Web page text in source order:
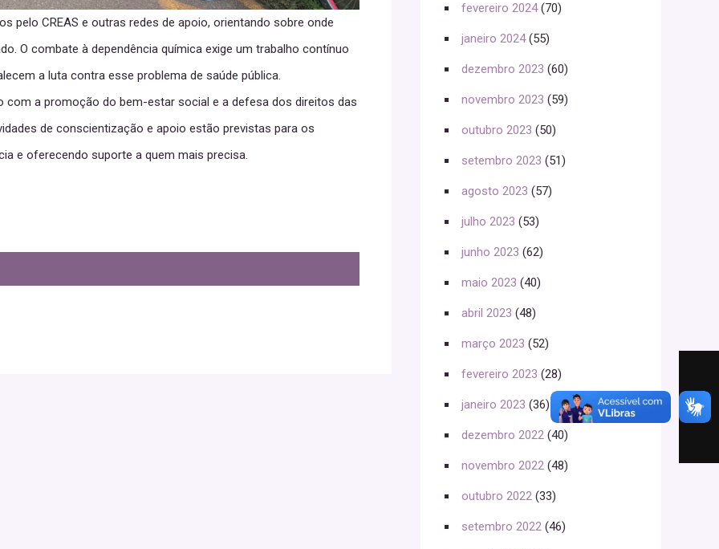
pelo CREAS e outras redes de apoio, orientando sobre onde
O combate à dependência química exige um trabalho contínuo
a luta contra esse problema de saúde pública.
a promoção do bem-estar social e a defesa dos direitos das
de conscientização e apoio estão previstas para os
e oferecendo suporte a quem mais precisa.
fevereiro 2024(70)
janeiro 2024(55)
dezembro 2023 (60)
novembro 2023 (59)
outubro 2023 (50)
setembro 2023 (51)
agosto 2023 (57)
julho 2023 (53)
junho 2023 (62)
maio 2023 (40)
abril 2023 (48)
março 2023 (52)
fevereiro 2023 (28)
janeiro 2023 (36)
dezembro 2022 (40)
novembro 2022 (48)
outubro 2022 (33)
setembro 2022 (46)